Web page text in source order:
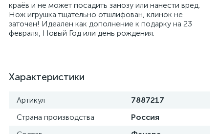
краёв и не может посадить занозу или нанести вред.
Нож игрушка тщательно отшлифован, клинок не
заточен! Идеален как дополнение к подарку на 23
февраля, Новый Год или день рождения.
Характеристики
Артикул
7887217
Страна производства
Россия